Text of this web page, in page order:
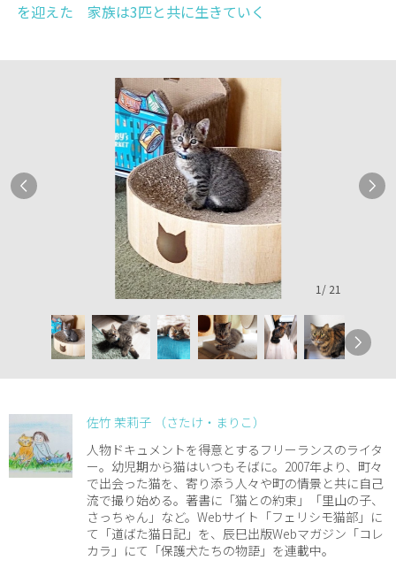
を迎えた 家族は3匹と共に生きていく
1 / 21
佐竹 茉莉子 （さたけ・まりこ）
人物ドキュメントを得意とするフリーランスのライタ
ー。幼児期から猫はいつもそばに。2007年より、町々
で出会った猫を、寄り添う人々や町の情景と共に自己
流で撮り始める。著書に「猫との約束」「里山の子、
さっちゃん」など。Webサイト「フェリシモ猫部」に
て「道ばた猫日記」を、辰巳出版Webマガジン「コレ
カラ」にて「保護犬たちの物語」を連載中。